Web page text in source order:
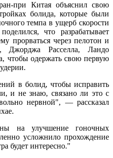
при Китая объяснил свою
болида, которые были
темпа в ущерб скорости
что разрабатывает
прорваться через пелотон и
Джорджа Расселла, Ландо
чтобы одержать свою первую
в болид, чтобы исправить
и не знаю, связано ли это с
нервной", — рассказал
на улучшение гоночных
усложнило прохождение
будет интересно."